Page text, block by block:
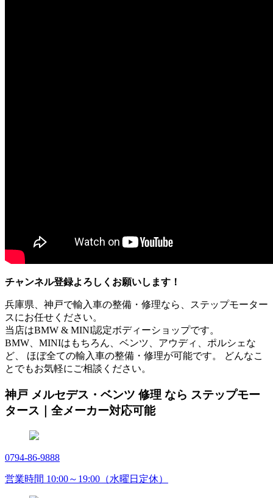
チャンネル登録よろしくお願いします！
兵庫県、神戸で輸入車の整備・修理なら、ステップモーター
スにお任せください。
当店はBMW & MINI認定ボディーショップです。
BMW、MINIはもちろん、ベンツ、アウディ、ポルシェな
ど、 ほぼ全ての輸入車の整備・修理が可能です。 どんなこ
とでもお気軽にご相談ください。
神戸 メルセデス・ベンツ 修理 なら ステップモー
タース｜全メーカー対応可能
0794-86-9888
営業時間 10:00～19:00（水曜日定休）